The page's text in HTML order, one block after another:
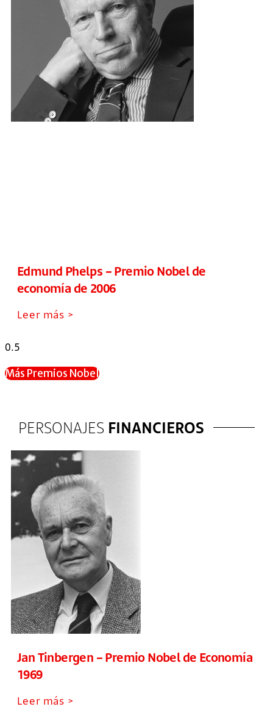
Edmund Phelps – Premio Nobel de
economía de 2006
Leer más >
Más Premios Nobel
PERSONAJES FINANCIEROS
Jan Tinbergen – Premio Nobel de Economía
1969
Leer más >